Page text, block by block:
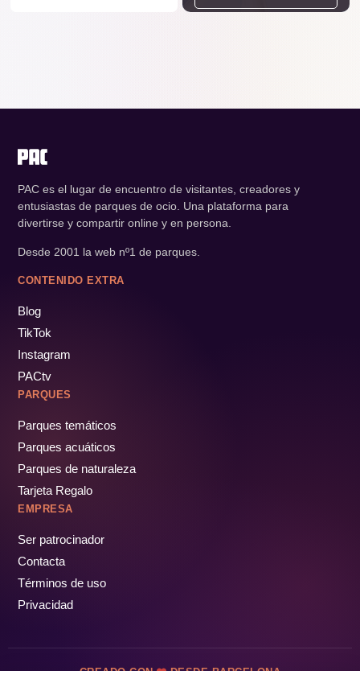
PAC es el lugar de encuentro de visitantes, creadores y
entusiastas de parques de ocio. Una plataforma para
divertirse y compartir online y en persona.
Desde 2001 la web nº1 de parques.
CONTENIDO EXTRA
Blog
TikTok
Instagram
PACtv
PARQUES
Parques temáticos
Parques acuáticos
Parques de naturaleza
Tarjeta Regalo
EMPRESA
Ser patrocinador
Contacta
Términos de uso
Privacidad
CREADO CON DESDE BARCELONA